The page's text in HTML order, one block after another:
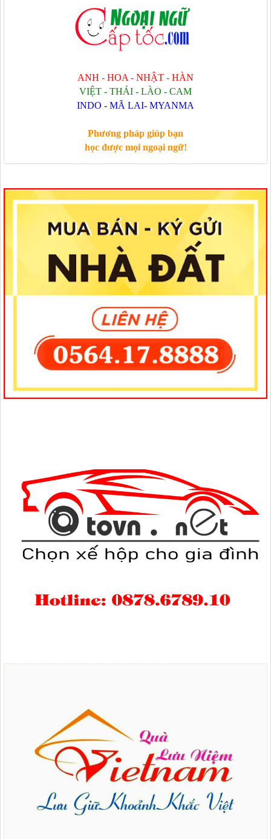
ANH - HOA - NHẬT - HÀN
VIỆT - THÁI - LÀO - CAM
INDO - MÃ LAI- MYANMA
Phương pháp giúp bạn
học được mọi ngoại ngữ!